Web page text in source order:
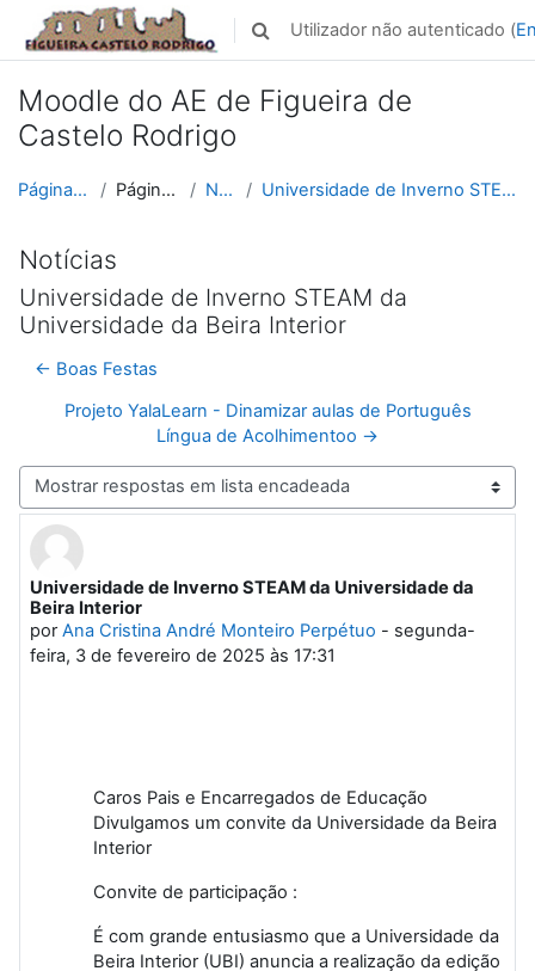
Ir para o conteúdo principal
Alternar a entrada da pesquisa
Utilizador não autenticado (
Moodle do AE de Figueira de
Castelo Rodrigo
Página principal Páginas do site Notícias Universidade de Inverno STEAM da Universidade da B...
Notícias
Universidade de Inverno STEAM da
Universidade da Beira Interior
← Boas Festas
Projeto YalaLearn - Dinamizar aulas de Português
Língua de Acolhimentoo →
Modo de visualização
Universidade de Inverno STEAM da Universidade da
Beira Interior
porAna Cristina André Monteiro Perpétuo - segunda-
feira, 3 de fevereiro de 2025 às 17:31
Número de respostas: 0
Caros Pais e Encarregados de Educação
Divulgamos um convite da Universidade da Beira
Interior
Convite de participação :
É com grande entusiasmo que a Universidade da
Beira Interior (UBI) anuncia a realização da edição